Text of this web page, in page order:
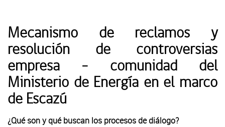
Mecanismo de reclamos y
resolución de controversias
empresa - comunidad del
Ministerio de Energía en el marco
de Escazú
¿Qué son y qué buscan los procesos de diálogo?